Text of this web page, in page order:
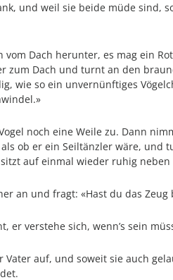
und weil sie beide müde sind,
vom Dach herunter, es mag ein
zum Dach und turnt an den
wie so ein unvernünftiges
noch eine Weile zu. Dann
ob er ein Seiltänzler wäre, und
auf einmal wieder ruhig neben
an und fragt: «Hast du das
er verstehe sich, wenn’s sein
auf, und soweit sie auch